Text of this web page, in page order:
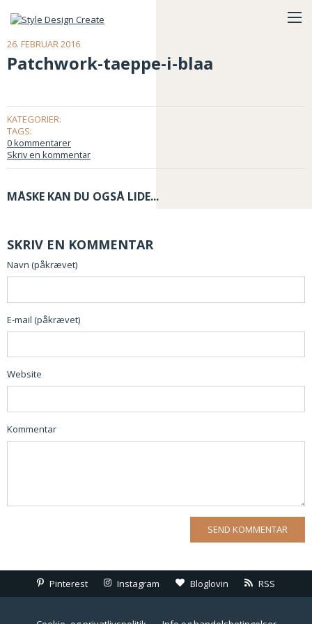
26. FEBRUAR 2016
Patchwork-taeppe-i-blaa
KATEGORIER:
TAGS:
0 kommentarer
Skriv en kommentar
MÅSKE KAN DU OGSÅ LIDE...
SKRIV EN KOMMENTAR
Navn (påkrævet)
E-mail (påkrævet)
Website
Kommentar
Pinterest Instagram Bloglovin RSS